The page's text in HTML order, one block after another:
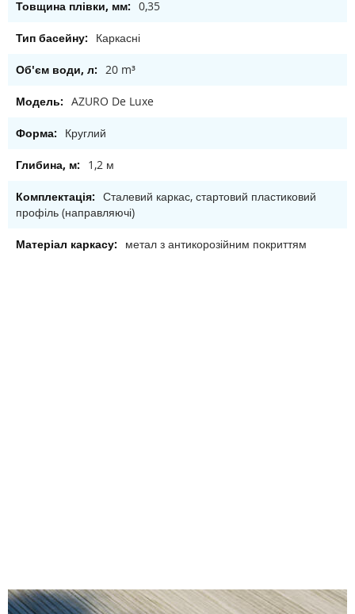
0,35
Каркасні
20 m³
AZURO De Luxe
Круглий
1,2 м
Сталевий каркас, стартовий пластиковий
профіль (направляючі)
метал з антикорозійним покриттям